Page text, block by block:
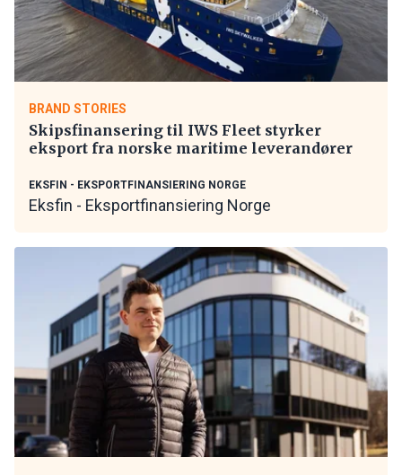
BRAND STORIES
Skipsfinansering til IWS Fleet styrker
eksport fra norske maritime leverandører
EKSFIN - EKSPORTFINANSIERING NORGE
Eksfin - Eksportfinansiering Norge